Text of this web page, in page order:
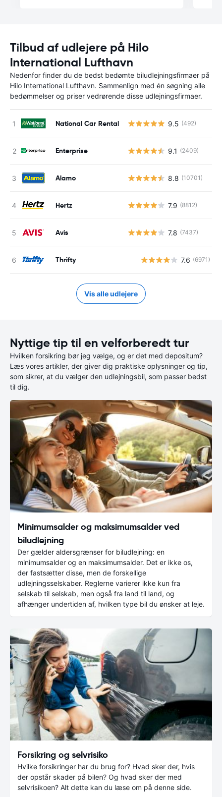
Tilbud af udlejere på Hilo
International Lufthavn
Nedenfor finder du de bedst bedømte biludlejningsfirmaer på
Hilo International Lufthavn. Sammenlign med én søgning alle
bedømmelser og priser vedrørende disse udlejningsfirmaer.
National Car Rental 9.5 (492)
Enterprise 9.1 (2409)
Alamo 8.8 (10701)
Hertz 7.9 (8812)
Avis 7.8 (7437)
Thrifty 7.6 (6971)
Vis alle udlejere
Nyttige tip til en velforberedt tur
Hvilken forsikring bør jeg vælge, og er det med depositum?
Læs vores artikler, der giver dig praktiske oplysninger og tip,
som sikrer, at du vælger den udlejningsbil, som passer bedst
til dig.
Minimumsalder og maksimumsalder ved
biludlejning
Der gælder aldersgrænser for biludlejning: en
minimumsalder og en maksimumsalder. Det er ikke os,
der fastsætter disse, men de forskellige
udlejningsselskaber. Reglerne varierer ikke kun fra
selskab til selskab, men også fra land til land, og
afhænger undertiden af, hvilken type bil du ønsker at leje.
Forsikring og selvrisiko
Hvilke forsikringer har du brug for? Hvad sker der, hvis
der opstår skader på bilen? Og hvad sker der med
selvrisikoen? Alt dette kan du læse om på denne side.